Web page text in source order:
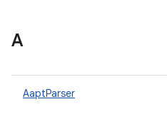
A
AaptParser